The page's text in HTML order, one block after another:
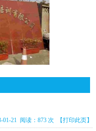
01-21 阅读：873 次 【打印此页】